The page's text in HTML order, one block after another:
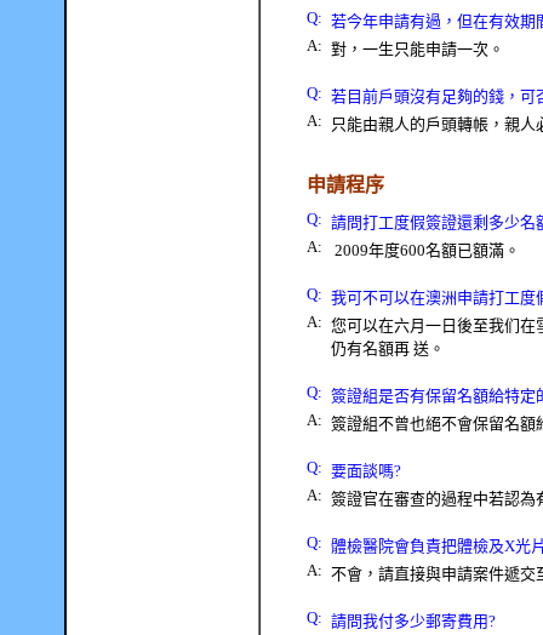
Q: 若今年申請有過，但在有效
A: 對，一生只能申請一次。
Q: 若目前戶頭沒有足夠的錢，
A:
只能由親人的戶頭轉帳，親
申請程序
Q: 請問打工度假簽證還剩多少名
A:
2009年度600名額已額滿。
Q: 我可不可以在澳洲申請打工度
A: 您可以在六月一日後至我们
仍有名額再 送。
Q: 簽證組是否有保留名額給特定
A: 簽證組不曾也絕不會保留名
Q: 要面談嗎?
A: 簽證官在審查的過程中若認
Q: 體檢醫院會負責把體檢及X光
A: 不會，請直接與申請案件遞交
Q: 請問我付多少郵寄費用?